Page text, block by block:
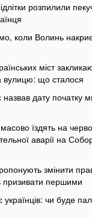
розпилили
коли Волинь
міст
вулицю: що сталося
назвав дату початку
їздять на
аварії на
змінити
призивати першими
українців: чи буде